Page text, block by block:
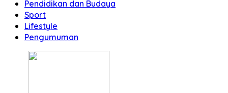
Pendidikan dan Budaya
Sport
Lifestyle
Pengumuman